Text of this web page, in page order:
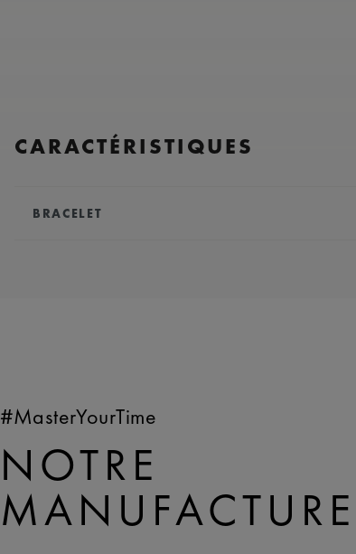
CARACTÉRISTIQUES
BRACELET
#MasterYourTime
NOTRE
MANUFACTURE